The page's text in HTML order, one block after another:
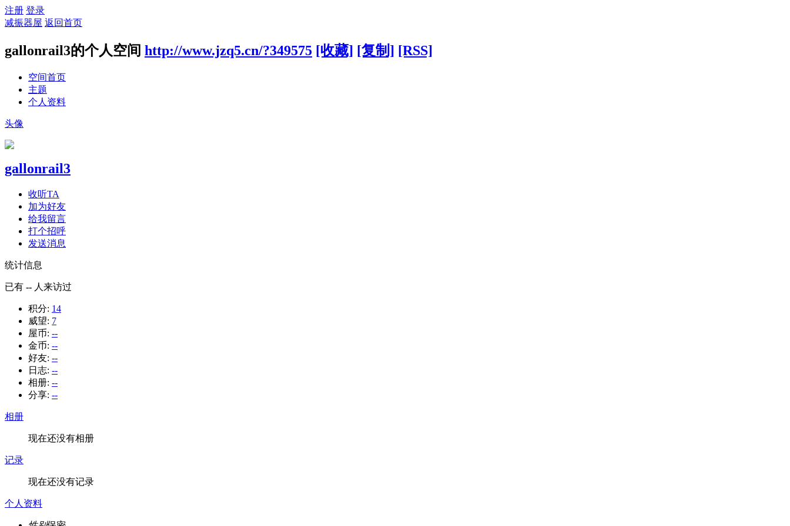
注册 登录
减振器屋 返回首页
gallonrail3的个人空间 http://www.jzq5.cn/?349575 [收藏] [复制] [RSS]
空间首页
主题
个人资料
头像
gallonrail3
收听TA
加为好友
给我留言
打个招呼
发送消息
统计信息
已有 -- 人来访过
积分: 14
威望: 7
屋币: --
金币: --
好友: --
日志: --
相册: --
分享: --
相册
现在还没有相册
记录
现在还没有记录
个人资料